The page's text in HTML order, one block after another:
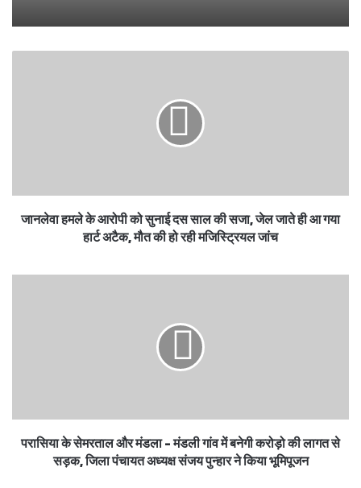
जानलेवा हमले के आरोपी को सुनाई दस साल की सजा, जेल जाते ही आ गया
हार्ट अटैक, मौत की हो रही मजिस्ट्रियल जांच
परासिया के सेमरताल और मंडला - मंडली गांव में बनेगी करोड़ो की लागत से
सड़क, जिला पंचायत अध्यक्ष संजय पुन्हार ने किया भूमिपूजन